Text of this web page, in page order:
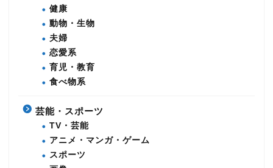
健康
動物・生物
夫婦
恋愛系
育児・教育
食べ物系
芸能・スポーツ
TV・芸能
アニメ・マンガ・ゲーム
スポーツ